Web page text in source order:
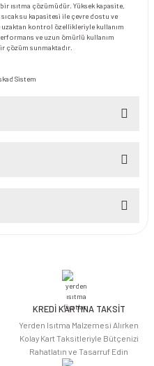
ısıtma çözümüdür. Yüksek kapasite,
su kapasitesi ile çevre dostu ve
uzaktan kontrol özellikleriyle kullanım
ve uzun ömürlü kullanım
çözüm sunmaktadır.
KREDİ KARTINA TAKSİT
Yerden Isıtma Malzemesi Alırken
Kolay Kart Taksitleriyle Bütçenizi
Rahatlatın ve Tasarruf Edin